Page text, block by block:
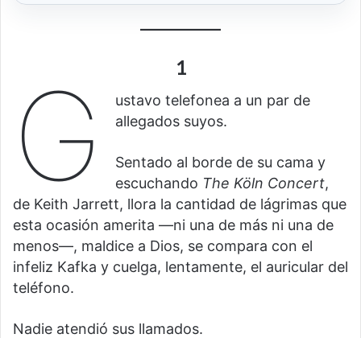
1
G
ustavo telefonea a un par de
allegados suyos.
Sentado al borde de su cama y
escuchando The Köln Concert,
de Keith Jarrett, llora la cantidad de lágrimas que
esta ocasión amerita —ni una de más ni una de
menos—, maldice a Dios, se compara con el
infeliz Kafka y cuelga, lentamente, el auricular del
teléfono.
Nadie atendió sus llamados.